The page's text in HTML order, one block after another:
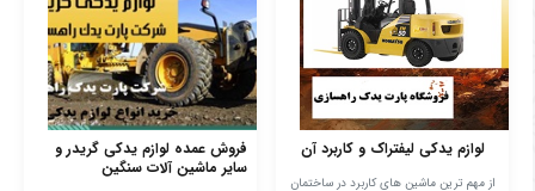
لوازم یدکی لیفتراک و کاربرد آن
از مهم ترین ماشین های کاربرد در ساختمان
فروش عمده لوازم یدکی گریدر و
سایر ماشین آلات سنگین